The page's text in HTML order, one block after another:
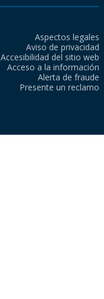
Aspectos legales
Aviso de privacidad
Accesibilidad del sitio web
Acceso a la información
Alerta de fraude
Presente un reclamo